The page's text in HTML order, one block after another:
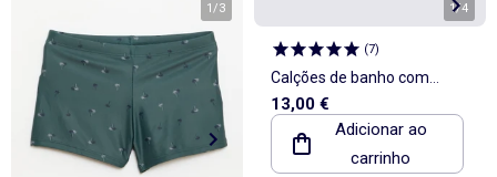
1/3 1/4
(7)
Calções de banho com
padrão
13,00 €
Adicionar ao
carrinho